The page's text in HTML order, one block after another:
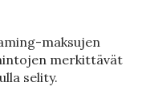
maksujen
merkittävät
selity.